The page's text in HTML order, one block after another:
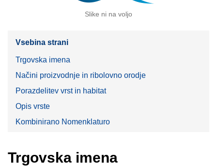
Slike ni na voljo
Vsebina strani
Trgovska imena
Načini proizvodnje in ribolovno orodje
Porazdelitev vrst in habitat
Opis vrste
Kombinirano Nomenklaturo
Trgovska imena